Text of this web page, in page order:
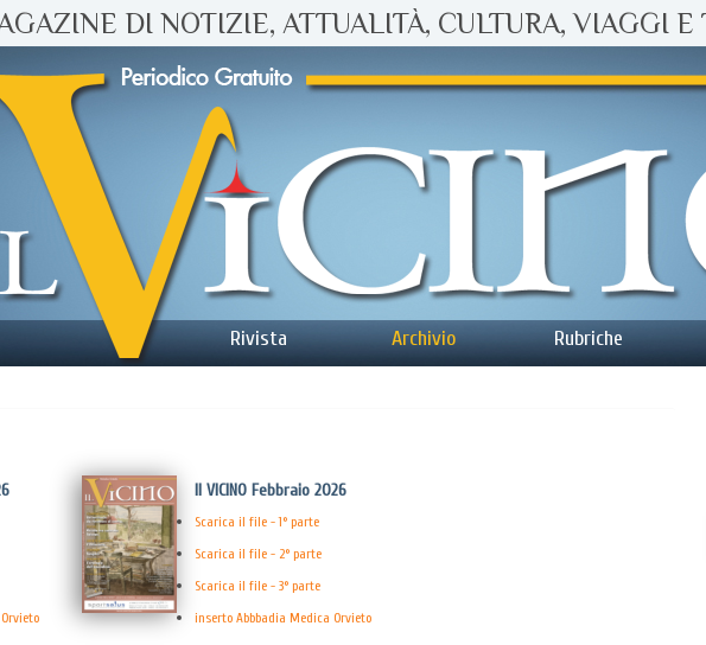
DI NOTIZIE, ATTUALITÀ, CULTURA, VIAGGI E
Rivista Archivio Rubriche
Il VICINO Febbraio 2026
Scarica il file - 1° parte
Scarica il file - 2° parte
Scarica il file - 3° parte
inserto Abbbadia Medica Orvieto